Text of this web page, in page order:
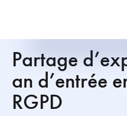
Partage
an d’entrée
RGPD